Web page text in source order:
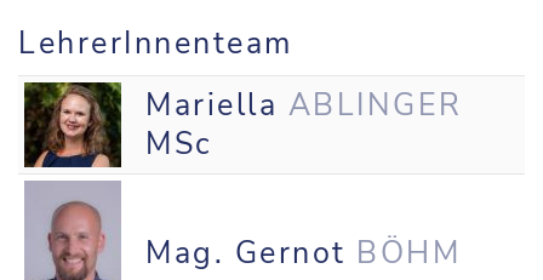
LehrerInnenteam
Mariella ABLINGER
MSc
Mag. Gernot BÖHM